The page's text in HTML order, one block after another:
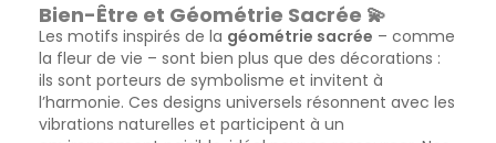
Bien-Être et Géométrie Sacrée 💫
Les motifs inspirés de la géométrie sacrée – comme
la fleur de vie – sont bien plus que des décorations :
ils sont porteurs de symbolisme et invitent à
l’harmonie. Ces designs universels résonnent avec les
vibrations naturelles et participent à un